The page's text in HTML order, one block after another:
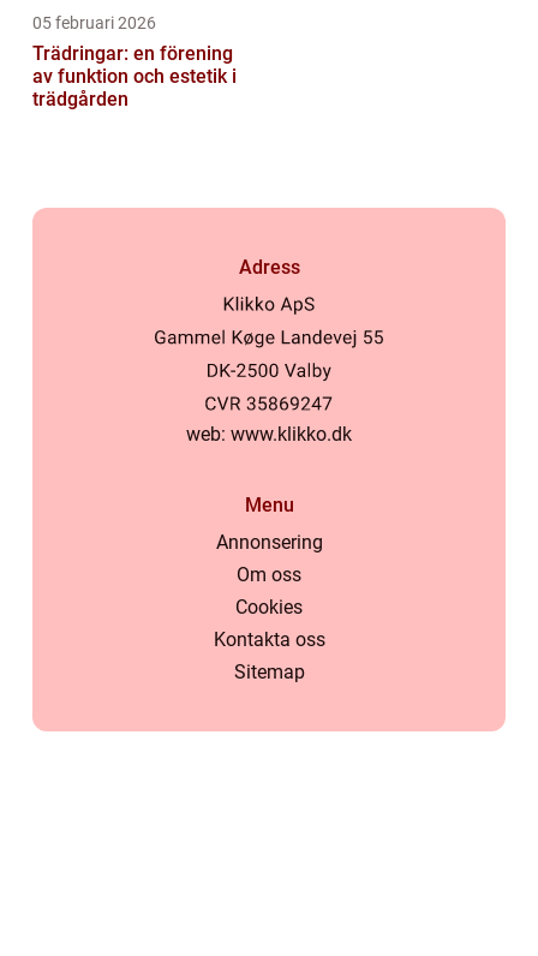
05 februari 2026
Trädringar: en förening
av funktion och estetik i
trädgården
Adress
web: www.klikko.dk
Menu
Annonsering
Om oss
Cookies
Kontakta oss
Sitemap